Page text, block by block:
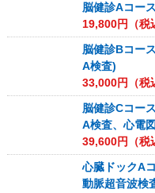
脳健診Aコー
19,800円（税
脳健診Bコー
A検査)
33,000円（税
脳健診Cコー
A検査、心電
39,600円（税
心臓ドックA
動脈超音波検